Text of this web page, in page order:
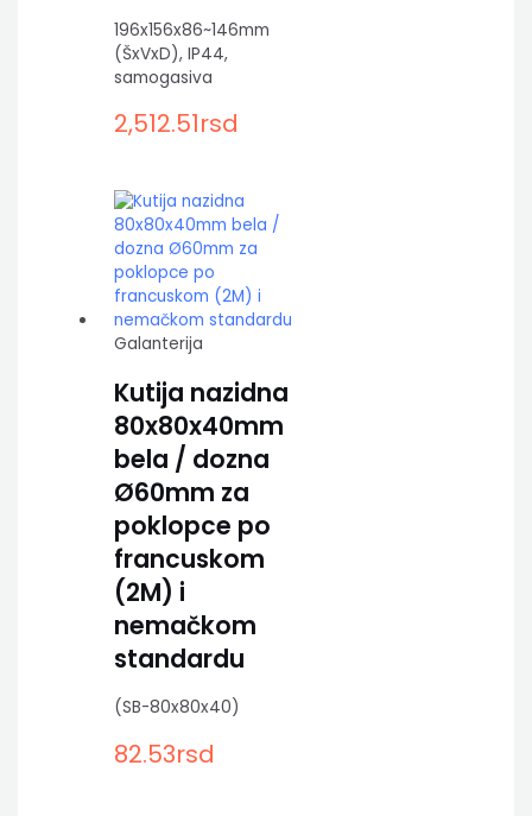
196x156x86~146mm
(ŠxVxD), IP44,
samogasiva
2,512.51rsd
Galanterija
Kutija nazidna
80x80x40mm
bela / dozna
Ø60mm za
poklopce po
francuskom
(2M) i
nemačkom
standardu
(SB-80x80x40)
82.53rsd